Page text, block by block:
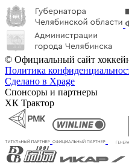
© Официальный сайт
Политика
Сделано в Xpage
Спонсоры и партнеры
ХК Трактор